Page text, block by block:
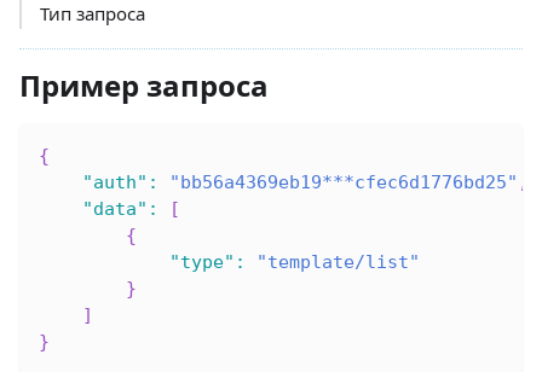
Тип запроса
Пример запроса
{
"auth" : "bb56a4369eb19***cfec6d1776bd25" ,
"data" :
[
{
"type" :
"template/list"
}
]
}